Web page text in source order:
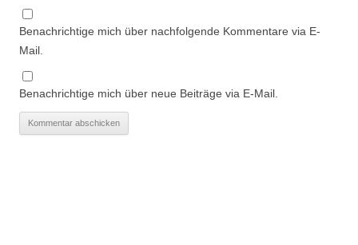
Benachrichtige mich über nachfolgende Kommentare via E-
Mail.
Benachrichtige mich über neue Beiträge via E-Mail.